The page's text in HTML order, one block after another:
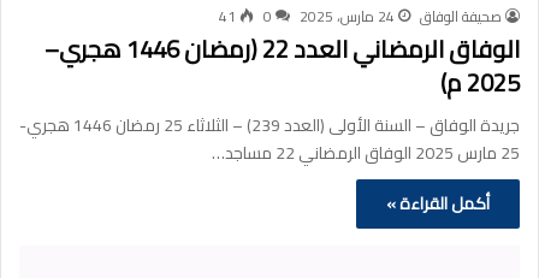
صحيفة الوفاق 24 مارس، 2025 0
41
الوفاق الرمضاني العدد 22 (رمضان 1446 هجري–
2025 م)
جريدة الوفاق – السنة الأولى (العدد 239) – الثلاثاء 25 رمضان 1446 هجري-
25 مارس 2025 الوفاق الرمضاني 22 مساجد…
أكمل القراءة »